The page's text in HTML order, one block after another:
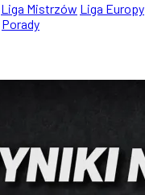
Liga Mistrzów Liga Europy
Porady